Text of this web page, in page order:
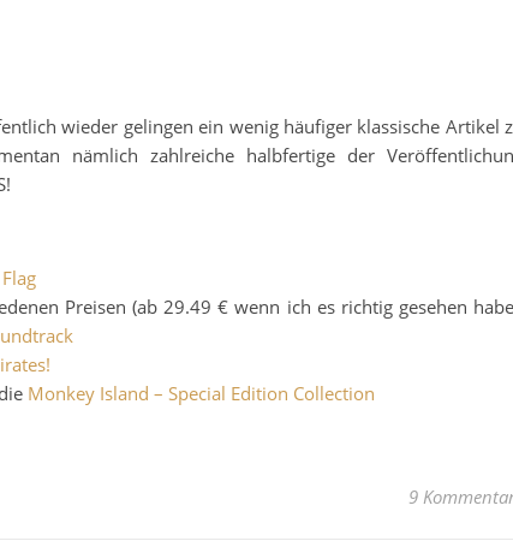
wieder gelingen ein wenig häufiger klassische Artikel
nämlich zahlreiche halbfertige der
Preisen (ab 29.49 € wenn ich es richtig gesehen
Monkey Island – Special Edition Collection
9